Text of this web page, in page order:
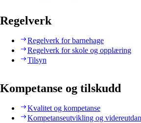
Regelverk
Regelverk for barnehage
Regelverk for skole og opplæring
Tilsyn
Kompetanse og tilskudd
Kvalitet og kompetanse
Kompetanseutvikling og